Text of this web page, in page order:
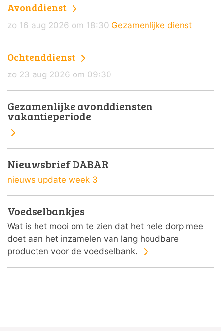
Avonddienst
zo 16 aug 2026 om 18:30 Gezamenlijke dienst
Ochtenddienst
zo 23 aug 2026 om 09:30
Gezamenlijke avonddiensten
vakantieperiode
Nieuwsbrief DABAR
nieuws update week 3
Voedselbankjes
Wat is het mooi om te zien dat het hele dorp mee
doet aan het inzamelen van lang houdbare
producten voor de voedselbank.